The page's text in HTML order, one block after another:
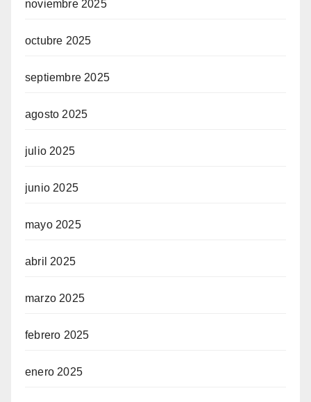
noviembre 2025
octubre 2025
septiembre 2025
agosto 2025
julio 2025
junio 2025
mayo 2025
abril 2025
marzo 2025
febrero 2025
enero 2025